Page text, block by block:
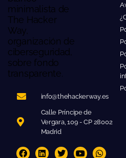
info@thehackerway.es
Calle Príncipe de
Vergara, 109 - CP 28002
Madrid